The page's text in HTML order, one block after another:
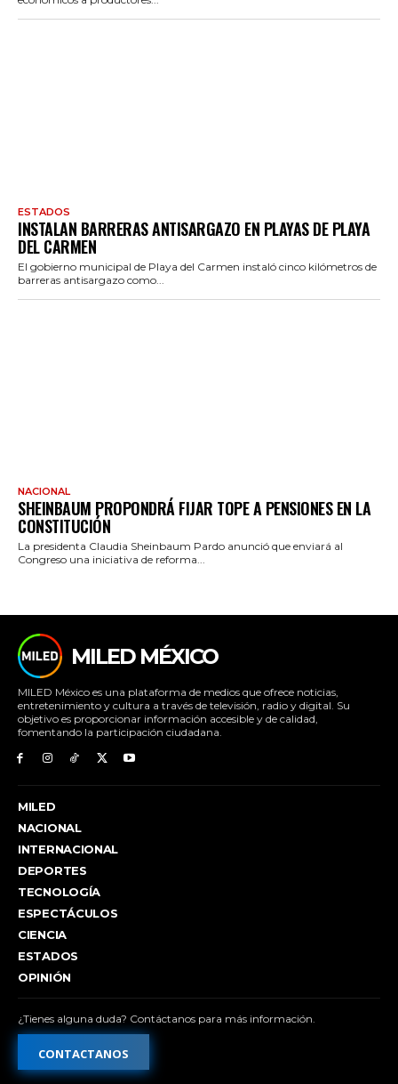
ESTADOS
INSTALAN BARRERAS ANTISARGAZO EN PLAYAS DE PLAYA
DEL CARMEN
El gobierno municipal de Playa del Carmen instaló cinco kilómetros de
barreras antisargazo como...
NACIONAL
SHEINBAUM PROPONDRÁ FIJAR TOPE A PENSIONES EN LA
CONSTITUCIÓN
La presidenta Claudia Sheinbaum Pardo anunció que enviará al
Congreso una iniciativa de reforma...
MILED MÉXICO
MILED México es una plataforma de medios que ofrece noticias,
entretenimiento y cultura a través de televisión, radio y digital. Su
objetivo es proporcionar información accesible y de calidad,
fomentando la participación ciudadana.
MILED
NACIONAL
INTERNACIONAL
DEPORTES
TECNOLOGÍA
ESPECTÁCULOS
CIENCIA
ESTADOS
OPINIÓN
¿Tienes alguna duda? Contáctanos para más información.
CONTACTANOS